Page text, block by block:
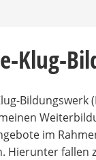
Klug-
Bildungswerk
im
Hierunter fallen